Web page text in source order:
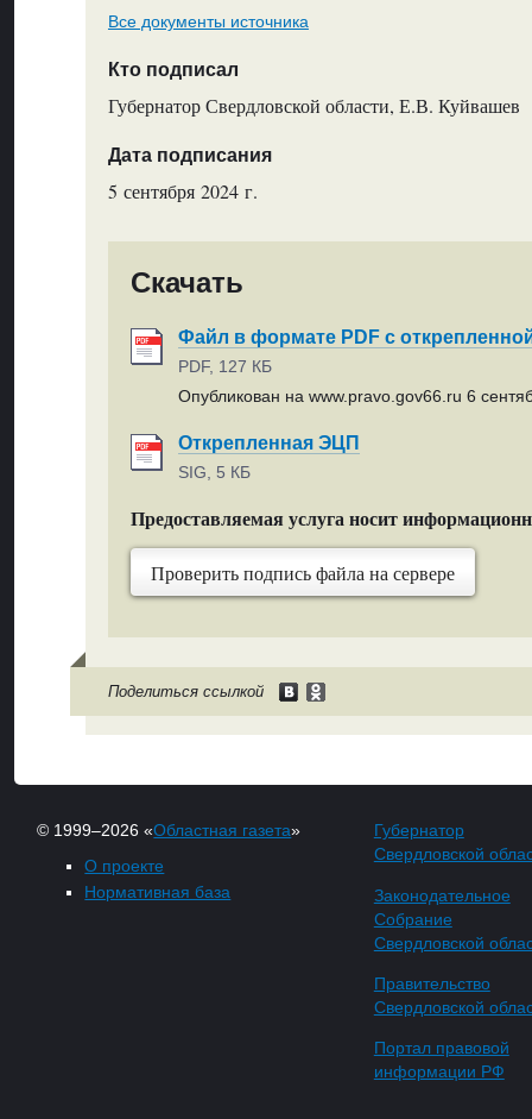
Все документы источника
Кто подписал
Губернатор Свердловской области, Е.В. Куйвашев
Дата подписания
5 сентября 2024 г.
Скачать
Файл в формате PDF с
PDF, 127 КБ
Опубликован на www.pravo.gov66.ru 6
Открепленная ЭЦП
SIG, 5 КБ
Предоставляемая услуга носит
Проверить подпись файла на сервере
Поделиться ссылкой
© 1999–2026 «Областная газета»
О проекте
Нормативная база
Губернатор
Свердловской
Законодательное
Собрание
Свердловской
Правительство
Свердловской
Портал правовой
информации РФ